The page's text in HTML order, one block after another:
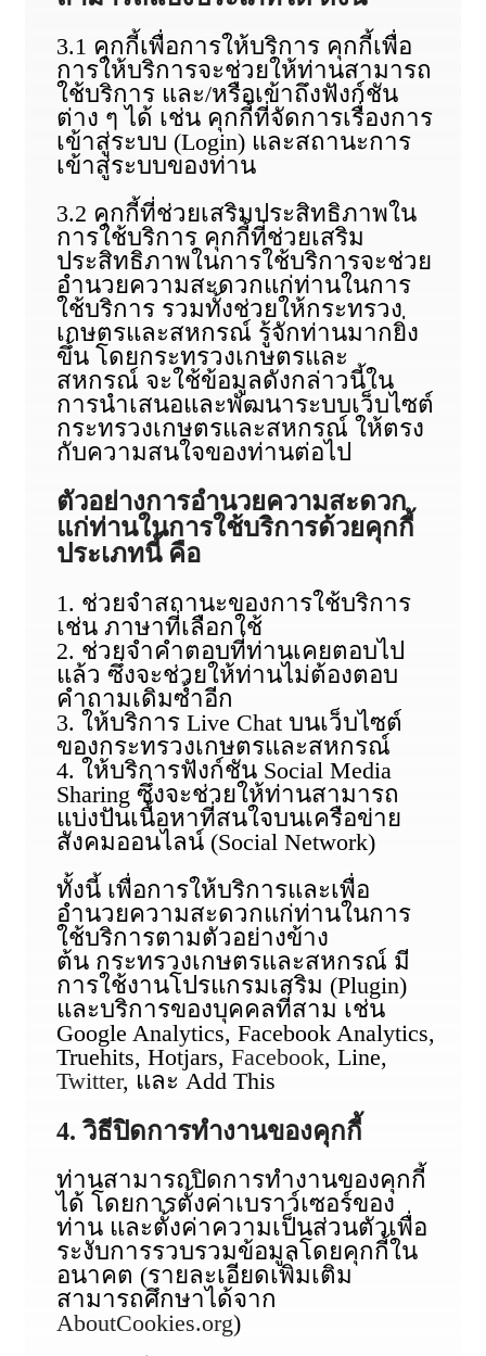
3.1 คุกกี้เพื่อการให้บริการ คุกกี้เพื่อ
การให้บริการจะช่วยให้ท่านสามารถ
ใช้บริการ และ/หรือเข้าถึงฟังก์ชัน
ต่าง ๆ ได้ เช่น คุกกี้ที่จัดการเรื่องการ
เข้าสู่ระบบ (Login) และสถานะการ
เข้าสู่ระบบของท่าน
3.2 คุกกี้ที่ช่วยเสริมประสิทธิภาพใน
การใช้บริการ คุกกี้ที่ช่วยเสริม
ประสิทธิภาพในการใช้บริการจะช่วย
อำนวยความสะดวกแก่ท่านในการ
ใช้บริการ รวมทั้งช่วยให้กระทรวง
เกษตรและสหกรณ์ รู้จักท่านมากยิ่ง
ขึ้น โดยกระทรวงเกษตรและ
สหกรณ์ จะใช้ข้อมูลดังกล่าวนี้ใน
การนำเสนอและพัฒนาระบบเว็บไซต์
กระทรวงเกษตรและสหกรณ์ ให้ตรง
กับความสนใจของท่านต่อไป
ตัวอย่างการอำนวยความสะดวก
แก่ท่านในการใช้บริการด้วยคุกกี้
ประเภทนี้ คือ
1. ช่วยจำสถานะของการใช้บริการ
เช่น ภาษาที่เลือกใช้
2. ช่วยจำคำตอบที่ท่านเคยตอบไป
แล้ว ซึ่งจะช่วยให้ท่านไม่ต้องตอบ
คำถามเดิมซ้ำอีก
3. ให้บริการ Live Chat บนเว็บไซต์
ของกระทรวงเกษตรและสหกรณ์
4. ให้บริการฟังก์ชัน Social Media
Sharing ซึ่งจะช่วยให้ท่านสามารถ
แบ่งปันเนื้อหาที่สนใจบนเครือข่าย
สังคมออนไลน์ (Social Network)
ทั้งนี้ เพื่อการให้บริการและเพื่อ
อำนวยความสะดวกแก่ท่านในการ
ใช้บริการตามตัวอย่างข้าง
ต้น กระทรวงเกษตรและสหกรณ์ มี
การใช้งานโปรแกรมเสริม (Plugin)
และบริการของบุคคลที่สาม เช่น
Google Analytics, Facebook Analytics,
Truehits, Hotjars, Facebook, Line,
Twitter, และ Add This
4. วิธีปิดการทำงานของคุกกี้
ท่านสามารถปิดการทำงานของคุกกี้
ได้ โดยการตั้งค่าเบราว์เซอร์ของ
ท่าน และตั้งค่าความเป็นส่วนตัวเพื่อ
ระงับการรวบรวมข้อมูลโดยคุกกี้ใน
อนาคต (รายละเอียดเพิ่มเติม
สามารถศึกษาได้จาก
AboutCookies.org)